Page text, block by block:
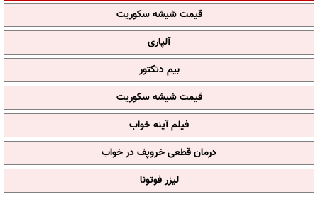
قیمت شیشه سکوریت
آلپاری
بیم دتکتور
قیمت شیشه سکوریت
فیلم آپنه خواب
درمان قطعی خروپف در خواب
لیزر فوتونا